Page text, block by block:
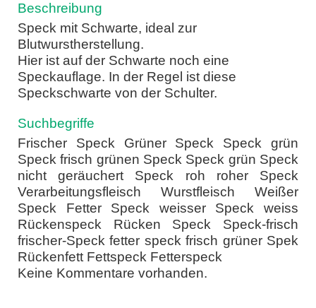
Beschreibung
Speck mit Schwarte, ideal zur
Blutwurstherstellung.
Hier ist auf der Schwarte noch eine
Speckauflage. In der Regel ist diese
Speckschwarte von der Schulter.
Suchbegriffe
Frischer Speck Grüner Speck Speck grün
Speck frisch grünen Speck Speck grün Speck
nicht geräuchert Speck roh roher Speck
Verarbeitungsfleisch Wurstfleisch Weißer
Speck Fetter Speck weisser Speck weiss
Rückenspeck Rücken Speck Speck-frisch
frischer-Speck fetter speck frisch grüner Spek
Rückenfett Fettspeck Fetterspeck
Keine Kommentare vorhanden.